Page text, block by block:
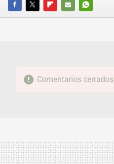
FACEBOOKTWITTERFLIPBOARD
E-
WHATSAPP
Comentarios cerrados